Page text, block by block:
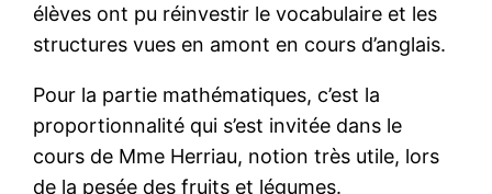
élèves ont pu réinvestir le vocabulaire et les
structures vues en amont en cours d’anglais.
Pour la partie mathématiques, c’est la
proportionnalité qui s’est invitée dans le
cours de Mme Herriau, notion très utile, lors
de la pesée des fruits et légumes.